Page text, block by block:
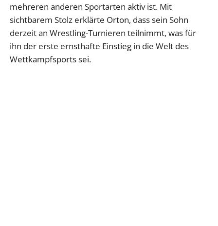
mehreren anderen Sportarten aktiv ist. Mit
sichtbarem Stolz erklärte Orton, dass sein Sohn
derzeit an Wrestling-Turnieren teilnimmt, was für
ihn der erste ernsthafte Einstieg in die Welt des
Wettkampfsports sei.